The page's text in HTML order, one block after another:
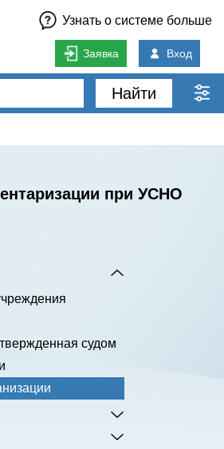
Узнать о системе больше
Заявка Вход
Найти
при УСНО
судом